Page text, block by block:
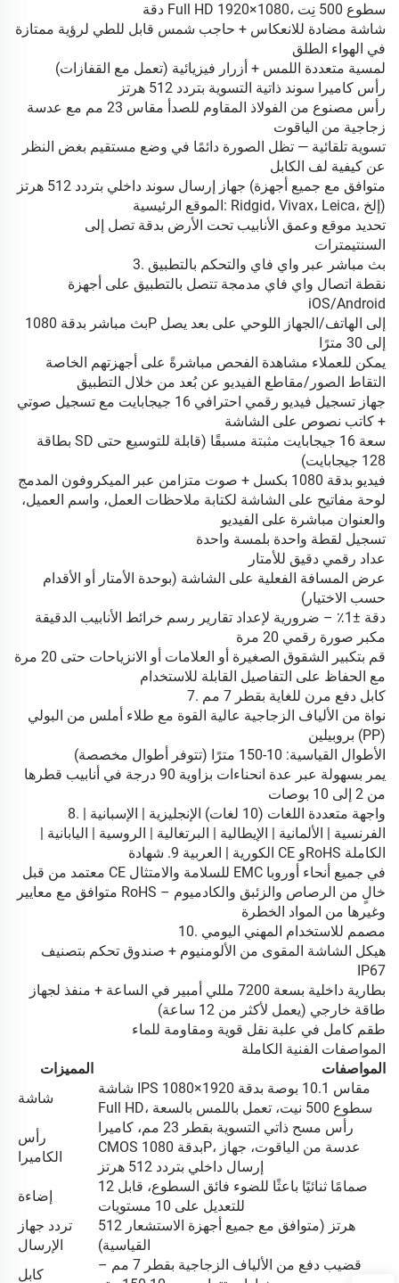
دقة Full HD 1920×1080، سطوع 500 نِت
شاشة مضادة للانعكاس + حاجب شمس قابل للطي لرؤية ممتازة
في الهواء الطلق
لمسية متعددة اللمس + أزرار فيزيائية (تعمل مع القفازات)
رأس كاميرا سوند ذاتية التسوية بتردد 512 هرتز
رأس مصنوع من الفولاذ المقاوم للصدأ مقاس 23 مم مع عدسة
زجاجية من الياقوت
تسوية تلقائية — تظل الصورة دائمًا في وضع مستقيم بغض النظر
عن كيفية لف الكابل
جهاز إرسال سوند داخلي بتردد 512 هرتز (متوافق مع جميع أجهزة
الموقع الرئيسية: Ridgid، Vivax، Leica، إلخ)
تحديد موقع وعمق الأنابيب تحت الأرض بدقة تصل إلى
السنتيمترات
3. بث مباشر عبر واي فاي والتحكم بالتطبيق
نقطة اتصال واي فاي مدمجة تتصل بالتطبيق على أجهزة
iOS/Android
بث مباشر بدقة 1080P إلى الهاتف/الجهاز اللوحي على بعد يصل
إلى 30 مترًا
يمكن للعملاء مشاهدة الفحص مباشرةً على أجهزتهم الخاصة
التقاط الصور/مقاطع الفيديو عن بُعد من خلال التطبيق
جهاز تسجيل فيديو رقمي احترافي 16 جيجابايت مع تسجيل صوتي
+ كاتب نصوص على الشاشة
بطاقة SD سعة 16 جيجابايت مثبتة مسبقًا (قابلة للتوسيع حتى
128 جيجابايت)
فيديو بدقة 1080 بكسل + صوت متزامن عبر الميكروفون المدمج
لوحة مفاتيح على الشاشة لكتابة ملاحظات العمل، واسم العميل،
والعنوان مباشرة على الفيديو
تسجيل لقطة واحدة بلمسة واحدة
عداد رقمي دقيق للأمتار
عرض المسافة الفعلية على الشاشة (بوحدة الأمتار أو الأقدام
حسب الاختيار)
دقة ±1٪ – ضرورية لإعداد تقارير رسم خرائط الأنابيب الدقيقة
مكبر صورة رقمي 20 مرة
قم بتكبير الشقوق الصغيرة أو العلامات أو الانزياحات حتى 20 مرة
مع الحفاظ على التفاصيل القابلة للاستخدام
7. كابل دفع مرن للغاية بقطر 7 مم
نواة من الألياف الزجاجية عالية القوة مع طلاء أملس من البولي
بروبيلين (PP)
الأطوال القياسية: 10-150 مترًا (تتوفر أطوال مخصصة)
يمر بسهولة عبر عدة انحناءات بزاوية 90 درجة في أنابيب قطرها
من 2 إلى 10 بوصات
8. واجهة متعددة اللغات (10 لغات) الإنجليزية | الإسبانية |
الفرنسية | الألمانية | الإيطالية | البرتغالية | الروسية | اليابانية |
الكورية | العربية 9. شهادة CE وRoHS الكاملة
معتمد من قبل CE للسلامة والامتثال EMC في جميع أنحاء أوروبا
متوافق مع معايير RoHS – خالٍ من الرصاص والزئبق والكادميوم
وغيرها من المواد الخطرة
10. مصمم للاستخدام المهني اليومي
هيكل الشاشة المقوى من الألومنيوم + صندوق تحكم بتصنيف
IP67
بطارية داخلية بسعة 7200 مللي أمبير في الساعة + منفذ لجهاز
طاقة خارجي (يعمل لأكثر من 12 ساعة)
طقم كامل في علبة نقل قوية ومقاومة للماء
المواصفات الفنية الكاملة
المميزات
المواصفات
شاشة
شاشة IPS مقاس 10.1 بوصة بدقة 1920×1080
Full HD، سطوع 500 نيت، تعمل باللمس بالسعة
رأس
الكاميرا
رأس مسح ذاتي التسوية بقطر 23 مم، كاميرا
CMOS بدقة 1080P، عدسة من الياقوت، جهاز
إرسال داخلي بتردد 512 هرتز
إضاءة
12 صمامًا ثنائيًا باعثًا للضوء فائق السطوع، قابل
للتعديل على 10 مستويات
تردد جهاز
الإرسال
512 هرتز (متوافق مع جميع أجهزة الاستشعار
القياسية)
كابل
قضيب دفع من الألياف الزجاجية بقطر 7 مم –